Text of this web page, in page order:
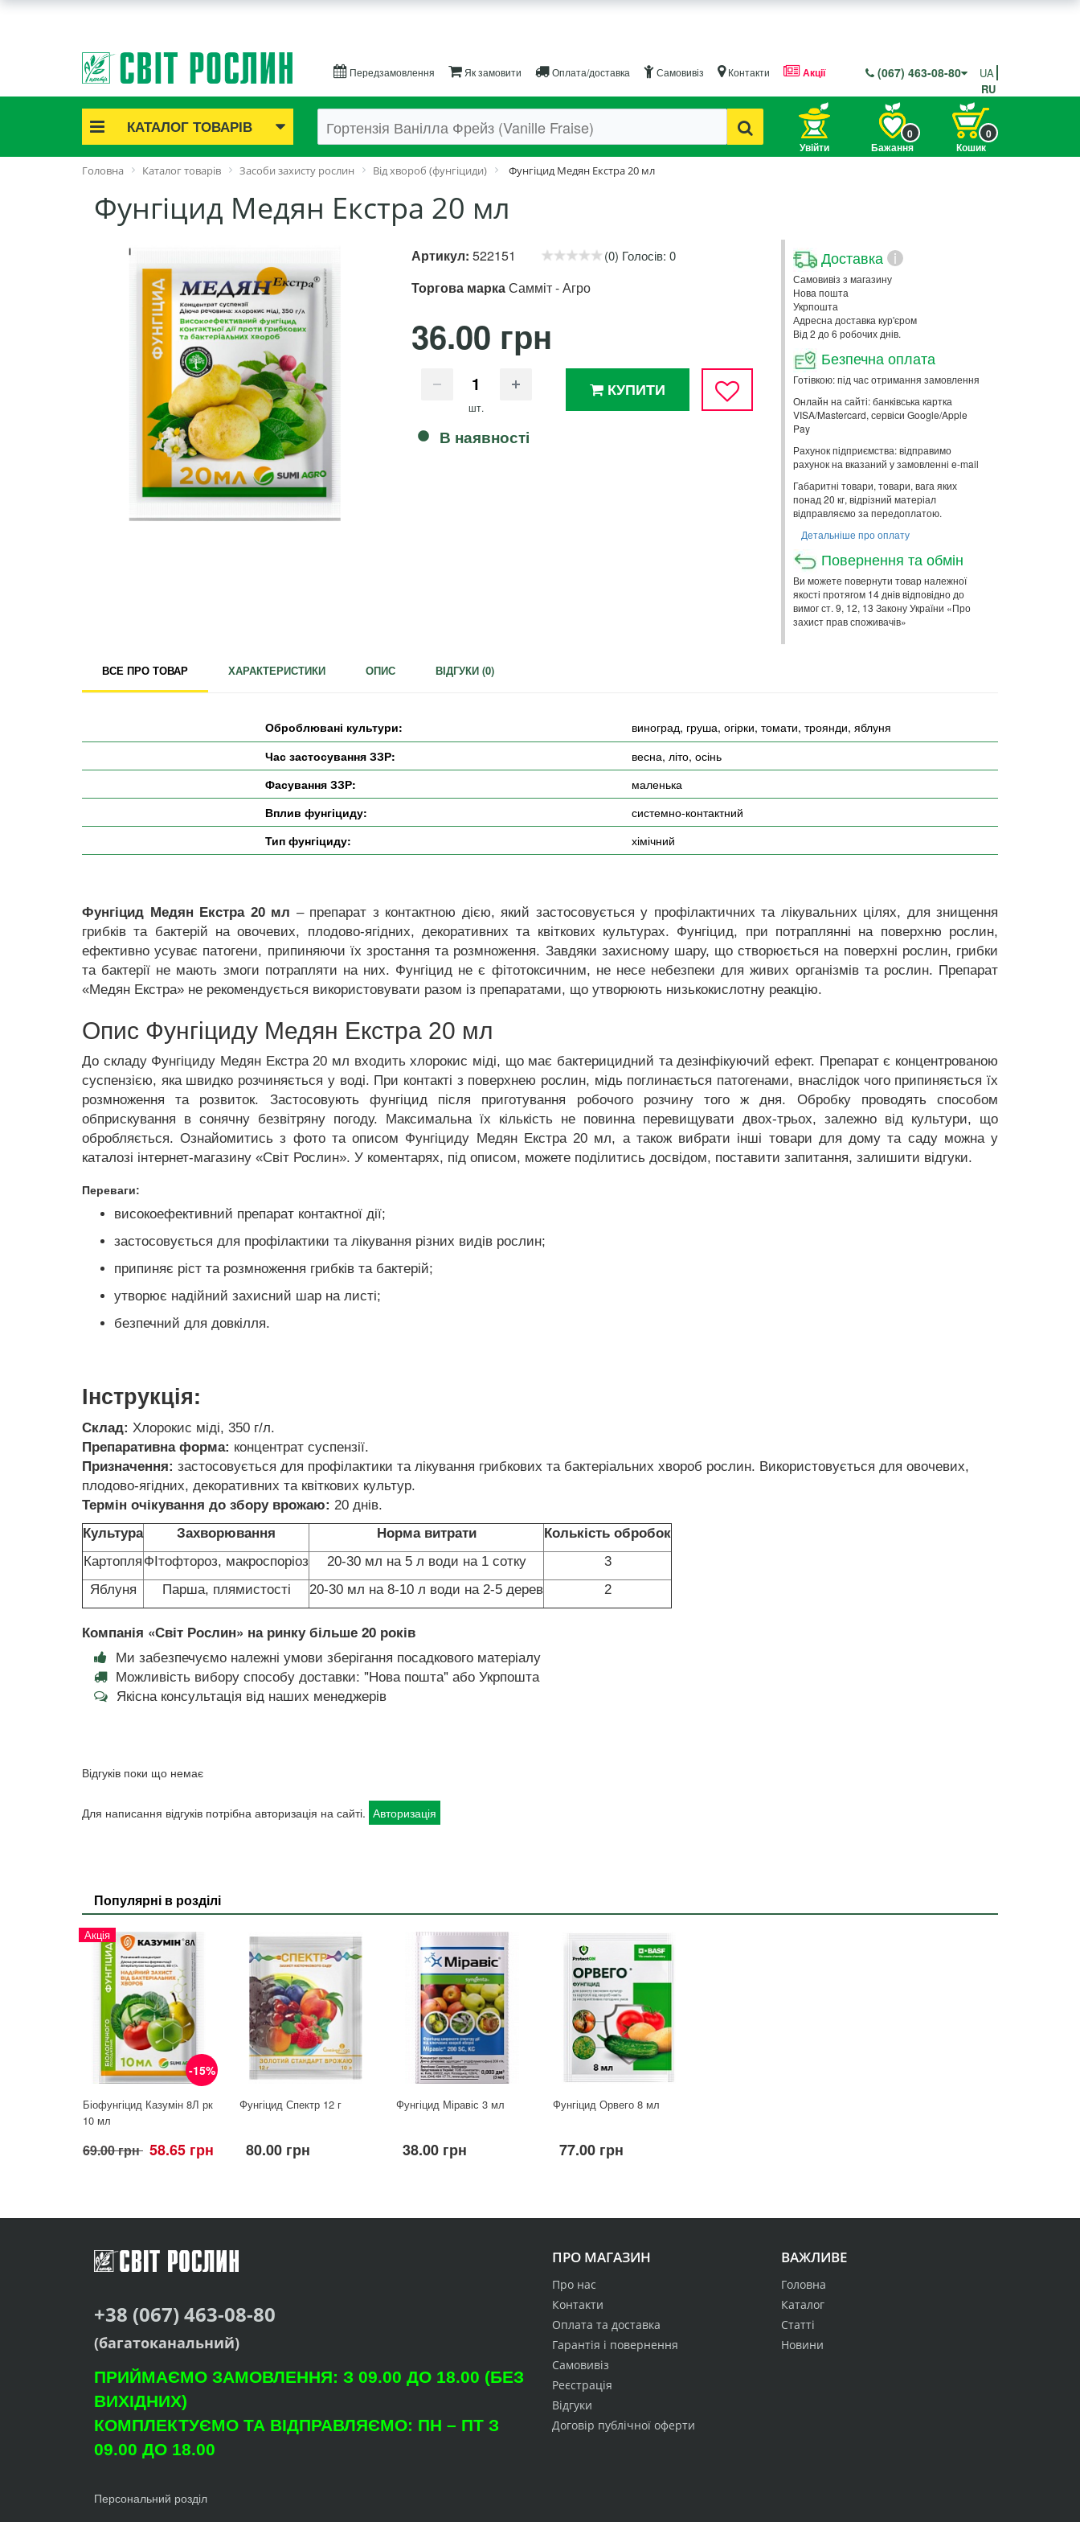
Передзамовлення Як замовити Оплата/доставка Самовивіз Контакти Акції (067) 463-08-80
UA
RU
КАТАЛОГ ТОВАРІВ
Акційні товари
Cаджанці троянд
Саджанці плодово-ягідні
Цибуля та часник
Насіннєва картопля
Насіння і розсада
Саджанці декоративні
Засоби захисту рослин
Для кімнатних рослин
Для ландшафтного дизайну
Для поливу
Інструменти та інвентар
Бджільництво
Увійти Бажання
0
Кошик
0
Головна Каталог товарів Засоби захисту рослин Від хвороб (фунгіциди) Фунгіцид Медян Екстра 20 мл
Фунгіцид Медян Екстра 20 мл
Артикул: 522151 (0) Голосів: 0
Торгова маркаСамміт - Агро
36.00 грн
шт.
КУПИТИ
В наявності
Доставка i
Самовивіз з магазину
Нова пошта
Укрпошта
Адресна доставка кур'єром
Від 2 до 6 робочих днів.
Безпечна оплата
Готівкою: під час отримання замовлення
Онлайн на сайті: банківська картка
VISA/Mastercard, сервіси Google/Apple
Pay
Рахунок підприємства: відправимо
рахунок на вказаний у замовленні e-mail
Габаритні товари, товари, вага яких
понад 20 кг, відрізний матеріал
відправляємо за передоплатою.
Детальніше про оплату
Повернення та обмін
Ви можете повернути товар належної
якості протягом 14 днів відповідно до
вимог ст. 9, 12, 13 Закону України «Про
захист прав споживачів»
ВСЕ ПРО ТОВАР ХАРАКТЕРИСТИКИ ОПИС ВІДГУКИ (0)
Оброблювані культури:
виноград, груша, огірки, томати, троянди, яблуня
Час застосування ЗЗР:
весна, літо, осінь
Фасування ЗЗР:
маленька
Вплив фунгіциду:
системно-контактний
Тип фунгіциду:
хімічний
Фунгіцид Медян Екстра 20 мл – препарат з контактною дією, який застосовується у профілактичних та лікувальних цілях, для знищення
грибків та бактерій на овочевих, плодово-ягідних, декоративних та квіткових культурах. Фунгіцид, при потраплянні на поверхню рослин,
ефективно усуває патогени, припиняючи їх зростання та розмноження. Завдяки захисному шару, що створюється на поверхні рослин, грибки
та бактерії не мають змоги потрапляти на них. Фунгіцид не є фітотоксичним, не несе небезпеки для живих організмів та рослин. Препарат
«Медян Екстра» не рекомендується використовувати разом із препаратами, що утворюють низькокислотну реакцію.
Опис Фунгіциду Медян Екстра 20 мл
До складу Фунгіциду Медян Екстра 20 мл входить хлорокис міді, що має бактерицидний та дезінфікуючий ефект. Препарат є концентрованою
суспензією, яка швидко розчиняється у воді. При контакті з поверхнею рослин, мідь поглинається патогенами, внаслідок чого припиняється їх
розмноження та розвиток. Застосовують фунгіцид після приготування робочого розчину того ж дня. Обробку проводять способом
обприскування в сонячну безвітряну погоду. Максимальна їх кількість не повинна перевищувати двох-трьох, залежно від культури, що
обробляється. Ознайомитись з фото та описом Фунгіциду Медян Екстра 20 мл, а також вибрати інші товари для дому та саду можна у
каталозі інтернет-магазину «Світ Рослин». У коментарях, під описом, можете поділитись досвідом, поставити запитання, залишити відгуки.
Переваги:
високоефективний препарат контактної дії;
застосовується для профілактики та лікування різних видів рослин;
припиняє ріст та розмноження грибків та бактерій;
утворює надійний захисний шар на листі;
безпечний для довкілля.
Інструкція:
Склад: Хлорокис міді, 350 г/л.
Препаративна форма: концентрат суспензії.
Призначення: застосовується для профілактики та лікування грибкових та бактеріальних хвороб рослин. Використовується для овочевих,
плодово-ягідних, декоративних та квіткових культур.
Термін очікування до збору врожаю: 20 днів.
Культура
Захворювання Норма витрати
Колькість обробок
Картопля ФІтофтороз, макроспоріоз 20-30 мл на 5 л води на 1 сотку
3
Яблуня
Парша, плямистості 20-30 мл на 8-10 л води на 2-5 дерев 2
Компанія «Світ Рослин» на ринку більше 20 років
Ми забезпечуємо належні умови зберігання посадкового матеріалу
Можливість вибору способу доставки: "Нова пошта" або Укрпошта
Якісна консультація від наших менеджерів
Відгуків поки що немає
Для написання відгуків потрібна авторизація на сайті. Авторизація
Популярні в розділі
-15%
Акція
Біофунгіцид Казумін 8Л рк
10 мл
69.00 грн 58.65 грн
Фунгіцид Спектр 12 г
80.00 грн
Фунгіцид Міравіс 3 мл
38.00 грн
Фунгіцид Орвего 8 мл
77.00 грн
ПРО МАГАЗИН
Про нас
Контакти
Оплата та доставка
Гарантія і повернення
Самовивіз
Реєстрація
Відгуки
Договір публічної оферти
ВАЖЛИВЕ
Головна
Каталог
Статті
Новини
+38 (067) 463-08-80
(багатоканальний)
ПРИЙМАЄМО ЗАМОВЛЕННЯ: З 09.00 ДО 18.00 (БЕЗ
ВИХІДНИХ)
КОМПЛЕКТУЄМО ТА ВІДПРАВЛЯЄМО: ПН – ПТ З
09.00 ДО 18.00
Персональний розділ